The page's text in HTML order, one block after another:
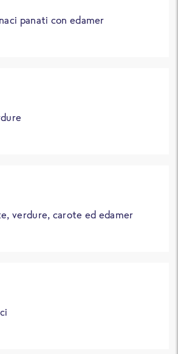
panati con edamer
verdure, carote ed edamer